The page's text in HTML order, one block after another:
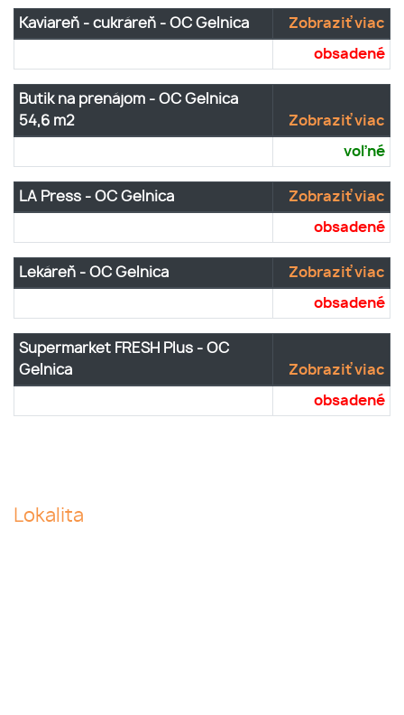
Kaviareň - cukráreň - OC Gelnica Zobraziť viac
obsadené
Butik na prenájom - OC Gelnica
54,6 m2
Zobraziť viac
voľné
LA Press - OC Gelnica Zobraziť viac
obsadené
Lekáreň - OC Gelnica Zobraziť viac
obsadené
Supermarket FRESH Plus - OC
Gelnica
Zobraziť viac
obsadené
Lokalita